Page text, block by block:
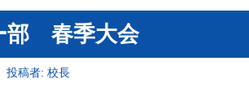
部 春季大会
投稿者: 校長